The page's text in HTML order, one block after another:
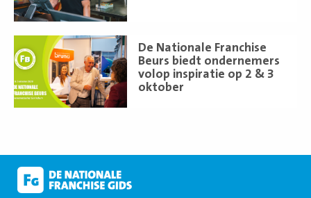
De Nationale Franchise
Beurs biedt ondernemers
volop inspiratie op 2 & 3
oktober
meer